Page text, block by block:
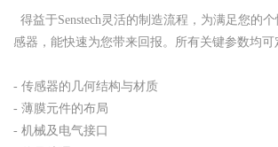
得益于Senstech灵活的制造流程，为满足您的
感器，能快速为您带来回报。所有关键参数均可
- 传感器的几何结构与材质
- 薄膜元件的布局
- 机械及电气接口